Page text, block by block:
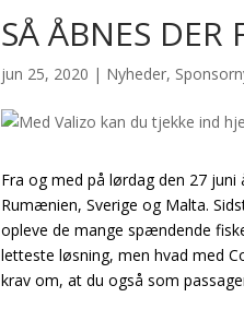
SÅ ÅBNES DER
jun 25, 2020 | Nyheder,
Fra og med på lørdag den 27
Rumænien, Sverige og Malta.
opleve de mange spændende
letteste løsning, men hvad med
krav om, at du også som